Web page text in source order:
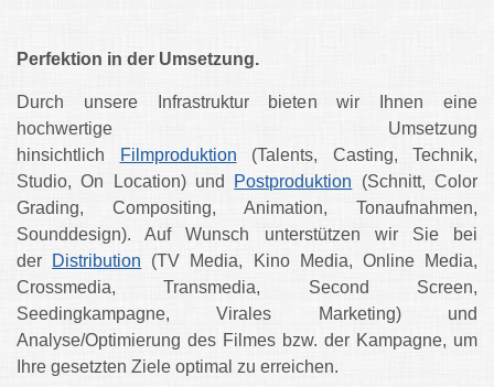
Perfektion in der Umsetzung.
Durch unsere Infrastruktur bieten wir Ihnen eine
hochwertige Umsetzung
hinsichtlich
Filmproduktion (Talents, Casting, Technik,
Studio, On Location) und Postproduktion (Schnitt, Color
Grading, Compositing, Animation, Tonaufnahmen,
Sounddesign). Auf Wunsch unterstützen wir Sie bei
der
Distribution (TV Media, Kino Media, Online Media,
Crossmedia, Transmedia, Second Screen,
Seedingkampagne, Virales Marketing) und
Analyse/Optimierung des Filmes bzw. der Kampagne, um
Ihre gesetzten Ziele optimal zu erreichen.